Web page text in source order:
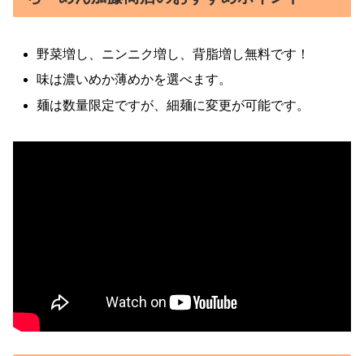
野菜増し、ニンニク増し、背脂増し無料です！
味は濃いめか薄めかを選べます。
麺は数量限定ですが、細麺に変更が可能です。